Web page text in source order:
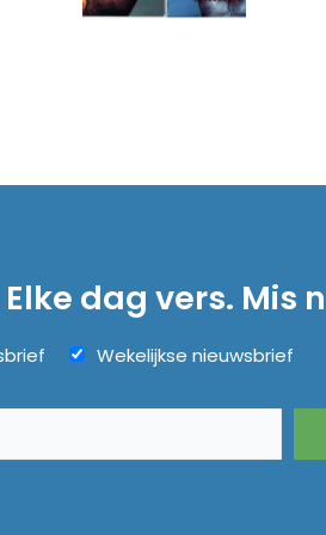
dag vers. Mis
Wekelijkse nieuwsbrief